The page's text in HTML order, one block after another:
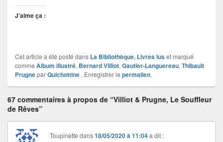
J’aime ça :
Cet article a été posté dans La Bibliothèque, Livres luset marqué
comme Album illustré, Bernard Villiot, Gautier-Languereau, Thibault
PrugneparQuichottine . Enregistrer le permalien.
67 commentaires à propos de “Villiot & Prugne, Le Souffleur
de Rêves”
Toupinette dans18/05/2020 à 11:04 a dit :